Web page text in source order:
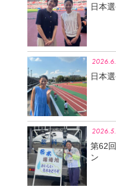
日本
日本
第62
ン